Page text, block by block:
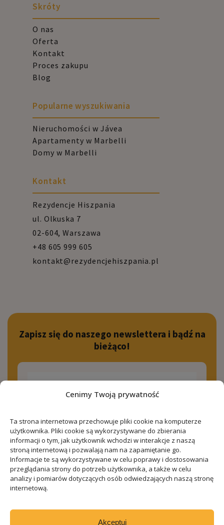
Cenimy Twoją prywatność
Ta strona internetowa przechowuje pliki cookie na komputerze
użytkownika. Pliki cookie są wykorzystywane do zbierania
informacji o tym, jak użytkownik wchodzi w interakcje z naszą
stroną internetową i pozwalają nam na zapamiętanie go.
Informacje te są wykorzystywane w celu poprawy i dostosowania
przeglądania strony do potrzeb użytkownika, a także w celu
analizy i pomiarów dotyczących osób odwiedzających naszą stronę
internetową.
Akceptuj
Skróty
O nas
Oferta
Kontakt
Proces zakupu
Blog
Popularne wyszukiwania
Nieruchomości w Jávea
Apartamenty w Marbelli
Domy w Marbelli
Kontakt
Rezydencje Hiszpania
ul. Olkuska 7
02-604, Warszawa
+48 605 999 605
kontakt@rezydencjehiszpania.pl
Zapisz się do naszego newslettera i bądź na
bieżąco!
Zapisz się!
Wyrażam zgodę na przesyłanie newslettera oraz
informacji handlowych o produktach i usługach
Spółki REZYDENCJE ANIN SP. Z O.O. z siedzibą w
Warszawie (02-604) przy ul. Olkuskiej 7, drogą
elektroniczną na podany adres e-mail.